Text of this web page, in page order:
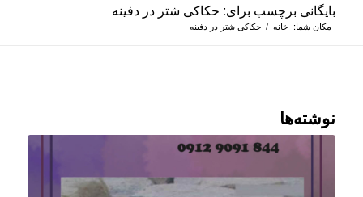
بایگانی برچسب برای: حکاکی شتر در دفینه
مکان شما: خانه / حکاکی شتر در دفینه
نوشته‌ها